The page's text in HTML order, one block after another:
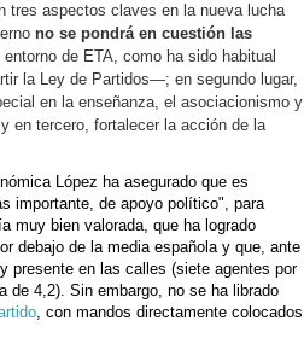
tres aspectos claves en la nueva lucha
no se pondrá en cuestión las
de ETA, como ha sido habitual
la Ley de Partidos—; en segundo lugar,
en la enseñanza, el asociacionismo y
en tercero, fortalecer la acción de la
López ha asegurado que es
importante, de apoyo político", para
muy bien valorada, que ha logrado
debajo de la media española y que, ante
presente en las calles (siete agentes por
de 4,2). Sin embargo, no se ha librado
, con mandos directamente colocados